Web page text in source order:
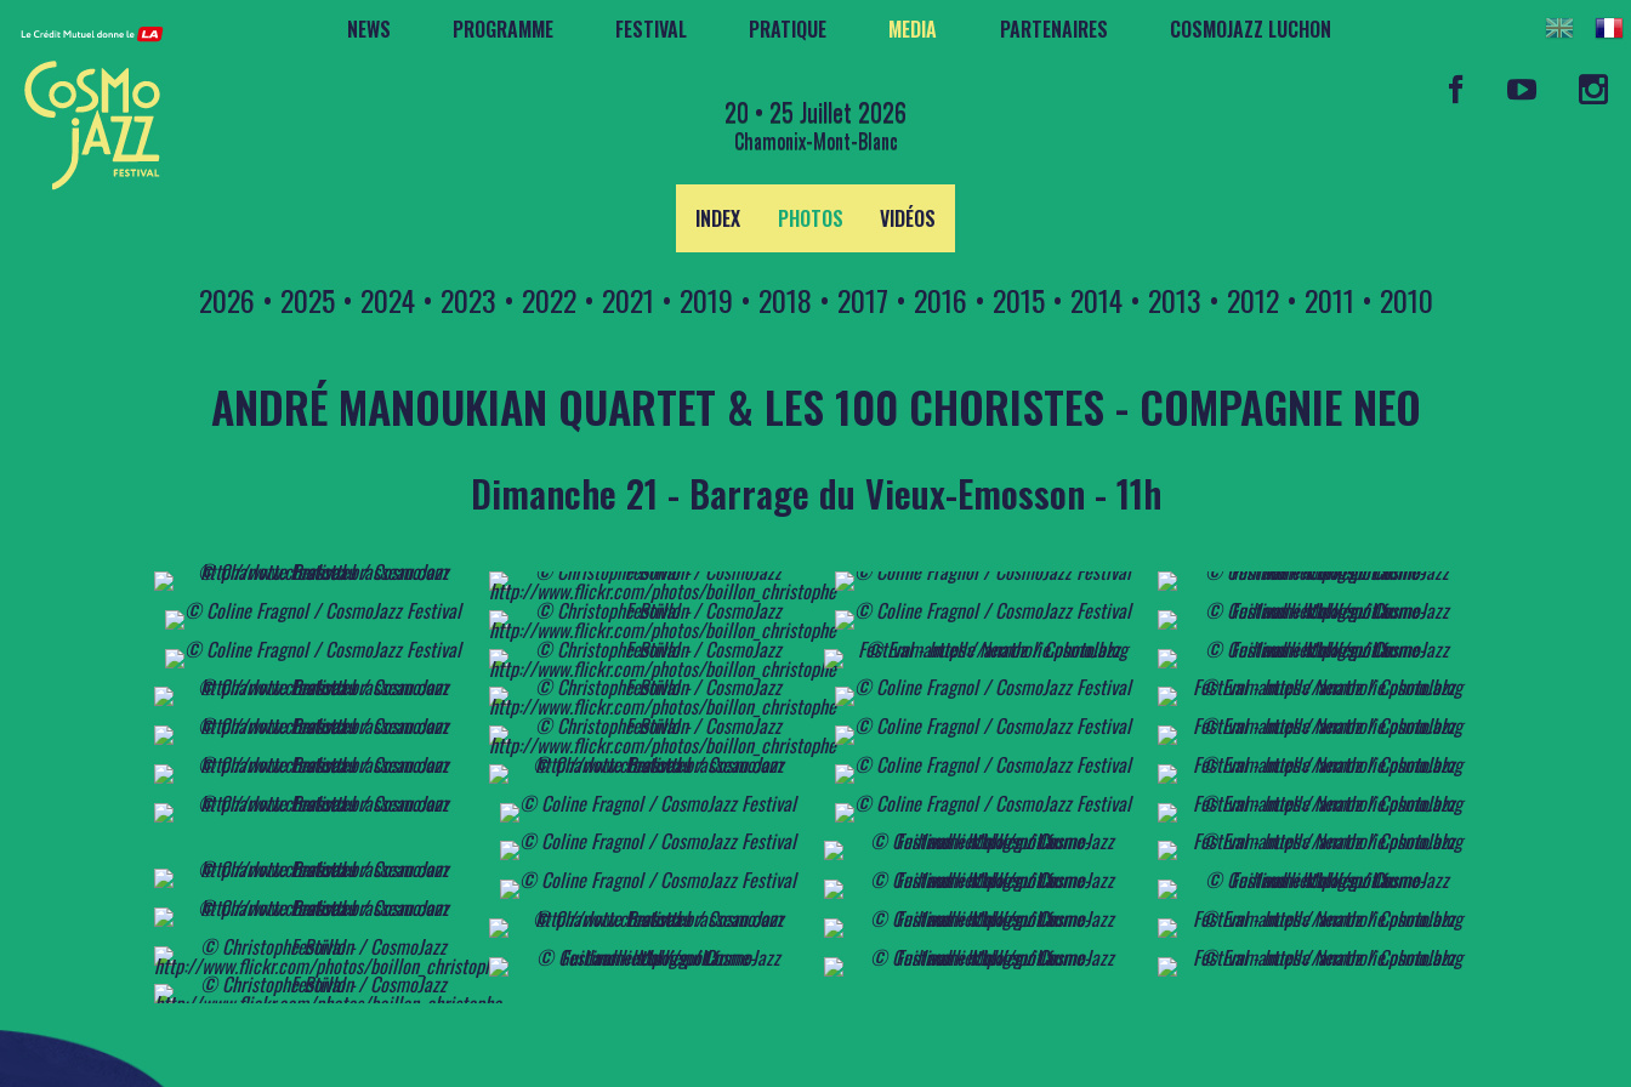
NEWS PROGRAMME FESTIVAL PRATIQUE MEDIA PARTENAIRES COSMOJAZZ LUCHON
20 • 25 Juillet 2026
Chamonix-Mont-Blanc
INDEX PHOTOS VIDÉOS
2026 • 2025• 2024• 2023 • 2022• 2021 • 2019 • 2018 • 2017 • 2016 • 2015• 2014• 2013 • 2012• 2011 • 2010
ANDRÉ MANOUKIAN QUARTET & LES 100 CHORISTES - COMPAGNIE NEO
Dimanche 21 - Barrage du Vieux-Emosson - 11h